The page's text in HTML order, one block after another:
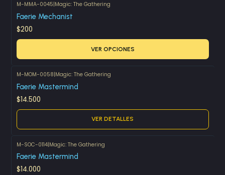
M-MMA-0045|Magic: The Gathering
Faerie Mechanist
$200
VER OPCIONES
Agotado
M-MOM-0058|Magic: The Gathering
Faerie Mastermind
$14.500
VER DETALLES
Agotado
M-SOC-0114|Magic: The Gathering
Faerie Mastermind
$14.000